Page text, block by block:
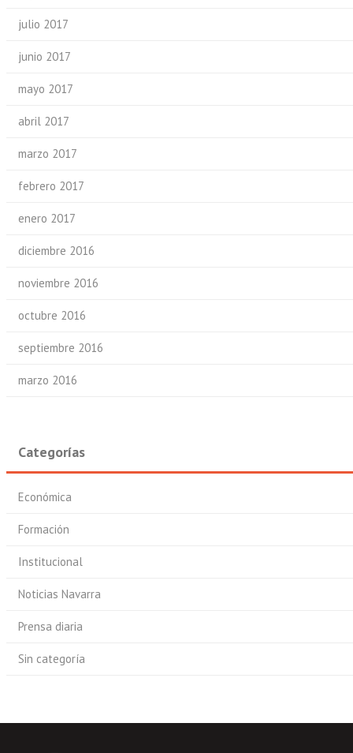
julio 2017
junio 2017
mayo 2017
abril 2017
marzo 2017
febrero 2017
enero 2017
diciembre 2016
noviembre 2016
octubre 2016
septiembre 2016
marzo 2016
Categorías
Económica
Formación
Institucional
Noticias Navarra
Prensa diaria
Sin categoría